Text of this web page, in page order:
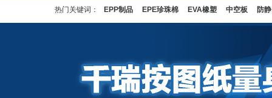
热门关键词： EPP制品 EPE珍珠棉 EVA橡塑 中空板 防